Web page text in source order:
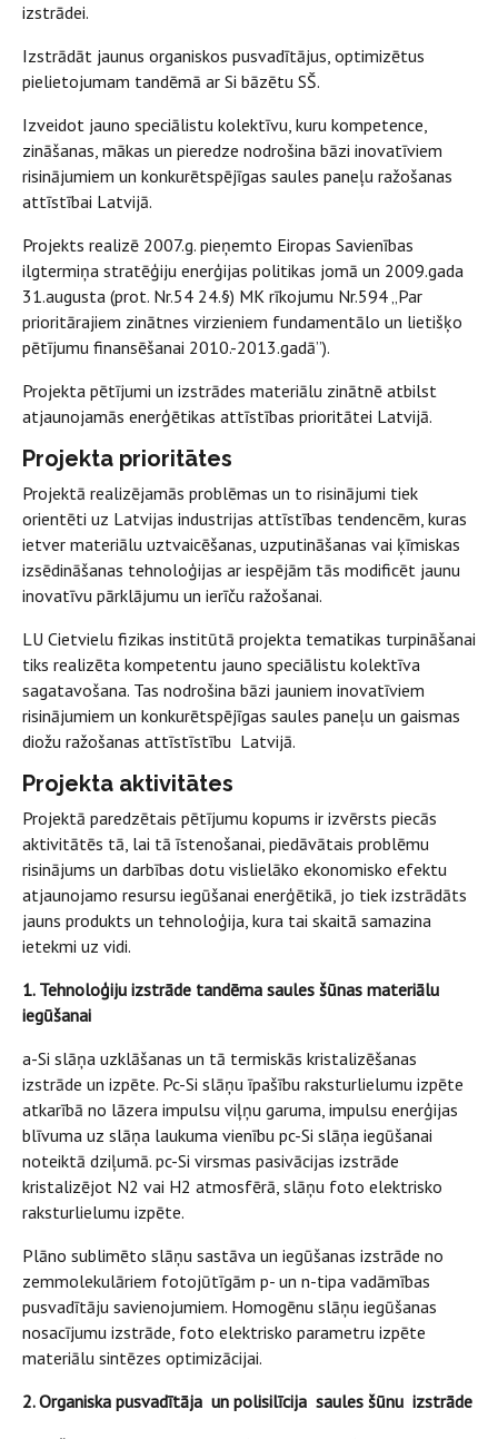
izstrādei.
Izstrādāt jaunus organiskos pusvadītājus, optimizētus
pielietojumam tandēmā ar Si bāzētu SŠ.
Izveidot jauno speciālistu kolektīvu, kuru kompetence,
zināšanas, mākas un pieredze nodrošina bāzi inovatīviem
risinājumiem un konkurētspējīgas saules paneļu ražošanas
attīstībai Latvijā.
Projekts realizē 2007.g. pieņemto Eiropas Savienības
ilgtermiņa stratēģiju enerģijas politikas jomā un 2009.gada
31.augusta (prot. Nr.54 24.§) MK rīkojumu Nr.594 „Par
prioritārajiem zinātnes virzieniem fundamentālo un lietišķo
pētījumu finansēšanai 2010.-2013.gadā”).
Projekta pētījumi un izstrādes materiālu zinātnē atbilst
atjaunojamās enerģētikas attīstības prioritātei Latvijā.
Projekta prioritātes
Projektā realizējamās problēmas un to risinājumi tiek
orientēti uz Latvijas industrijas attīstības tendencēm, kuras
ietver materiālu uztvaicēšanas, uzputināšanas vai ķīmiskas
izsēdināšanas tehnoloģijas ar iespējām tās modificēt jaunu
inovatīvu pārklājumu un ierīču ražošanai.
LU Cietvielu fizikas institūtā projekta tematikas turpināšanai
tiks realizēta kompetentu jauno speciālistu kolektīva
sagatavošana. Tas nodrošina bāzi jauniem inovatīviem
risinājumiem un konkurētspējīgas saules paneļu un gaismas
diožu ražošanas attīstīstību Latvijā.
Projekta aktivitātes
Projektā paredzētais pētījumu kopums ir izvērsts piecās
aktivitātēs tā, lai tā īstenošanai, piedāvātais problēmu
risinājums un darbības dotu vislielāko ekonomisko efektu
atjaunojamo resursu iegūšanai enerģētikā, jo tiek izstrādāts
jauns produkts un tehnoloģija, kura tai skaitā samazina
ietekmi uz vidi.
1. Tehnoloģiju izstrāde tandēma saules šūnas materiālu
iegūšanai
a-Si slāņa uzklāšanas un tā termiskās kristalizēšanas
izstrāde un izpēte. Pc-Si slāņu īpašību raksturlielumu izpēte
atkarībā no lāzera impulsu viļņu garuma, impulsu enerģijas
blīvuma uz slāņa laukuma vienību pc-Si slāņa iegūšanai
noteiktā dziļumā. pc-Si virsmas pasivācijas izstrāde
kristalizējot N2 vai H2 atmosfērā, slāņu foto elektrisko
raksturlielumu izpēte.
Plāno sublimēto slāņu sastāva un iegūšanas izstrāde no
zemmolekulāriem fotojūtīgām p- un n-tipa vadāmības
pusvadītāju savienojumiem. Homogēnu slāņu iegūšanas
nosacījumu izstrāde, foto elektrisko parametru izpēte
materiālu sintēzes optimizācijai.
2. Organiska pusvadītāja un polisilīcija saules šūnu izstrāde